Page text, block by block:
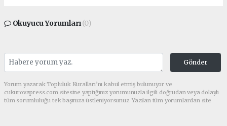
Okuyucu Yorumları(0)
Gönder
Yorum yazarak Topluluk Kuralları’nı kabul etmiş bulunuyor ve
cukurovapress.com sitesine yaptığınız yorumunuzla ilgili doğrudan veya dolaylı
tüm sorumluluğu tek başınıza üstleniyorsunuz. Yazılan tüm yorumlardan site